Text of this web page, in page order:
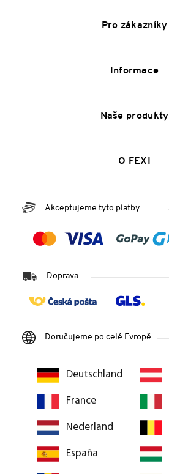
Pro zákazníky
Informace
Naše produkty
O FEXI
Akceptujeme tyto platby
Doprava
Doručujeme po celé Evropě
Deutschland
France
Nederland
España